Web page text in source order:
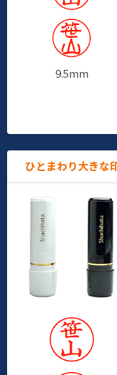
9.5mm
ひとまわり大きな